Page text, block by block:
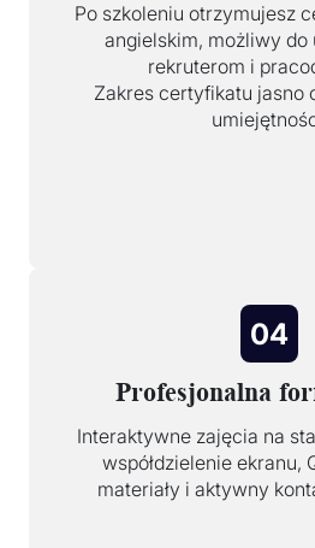
Po szkoleniu otrzymujesz
angielskim, możliwy do
rekruterom i
Zakres certyfikatu jasno
04
Profesjonalna
Interaktywne zajęcia na
współdzielenie ekranu,
materiały i aktywny